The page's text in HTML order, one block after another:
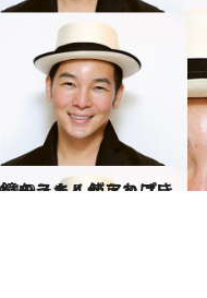
うまく使えればきれいのスキルがアップ!」
ーティ＆ヘルス